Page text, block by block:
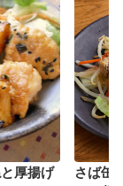
厚揚げ
さば缶